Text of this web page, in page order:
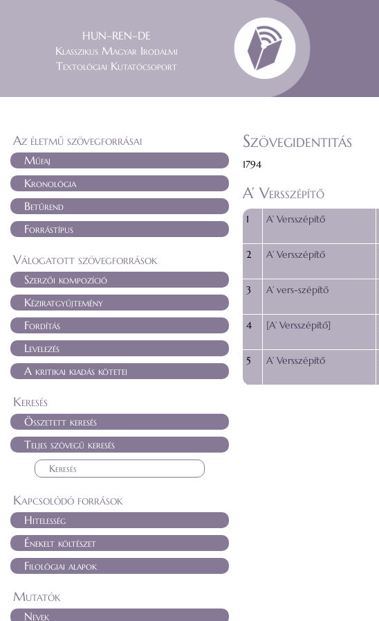
HUN–REN–DE
Klasszikus Magyar Irodalmi
Textológiai Kutatócsoport
Az életmű szövegforrásai
Műfaj
Kronológia
Betűrend
Forrástípus
Válogatott szövegforrások
Szerzői kompozíció
Kéziratgyűjtemény
Fordítás
Levelezés
A kritikai kiadás kötetei
Keresés
Összetett keresés
Teljes szövegű keresés
Kapcsolódó források
Hitelesség
Énekelt költészet
Filológiai alapok
Mutatók
Nevek
Szövegidentitás
1794
A’ Versszépítő
1 A’ Versszépítő
2 A’ Versszépítő
3 A’ vers-szépítő
4 [A’ Versszépítő]
5 A’ Versszépítő